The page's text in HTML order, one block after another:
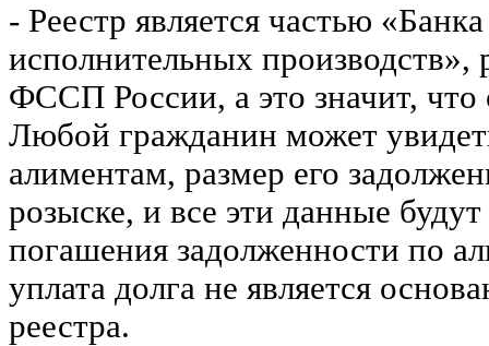
- Реестр является частью
исполнительных производств»,
ФССП России, а это значит,
Любой гражданин может
алиментам, размер его
розыске, и все эти данные
погашения задолженности по
уплата долга не является
реестра.